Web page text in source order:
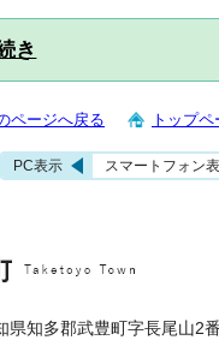
き
ページへ戻る トップ
PC表示 スマートフォン
知多郡武豊町字長尾山2